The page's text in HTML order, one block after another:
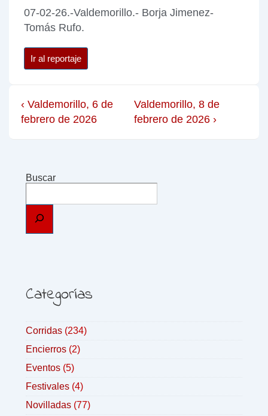
07-02-26.-Valdemorillo.- Borja Jimenez-
Tomás Rufo.
Ir al reportaje
‹ Valdemorillo, 6 de
febrero de 2026
Valdemorillo, 8 de
febrero de 2026 ›
Buscar
Categorías
Corridas (234)
Encierros (2)
Eventos (5)
Festivales (4)
Novilladas (77)